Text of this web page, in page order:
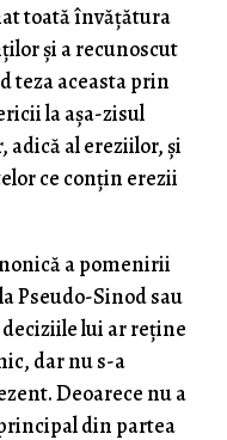
toată învățătura
și a recunoscut
teza aceasta prin
la așa-zisul
al ereziilor, și
ce conțin erezii
a pomenirii
Pseudo-Sinod sau
lui ar reține
dar nu s-a
Deoarece nu a
din partea